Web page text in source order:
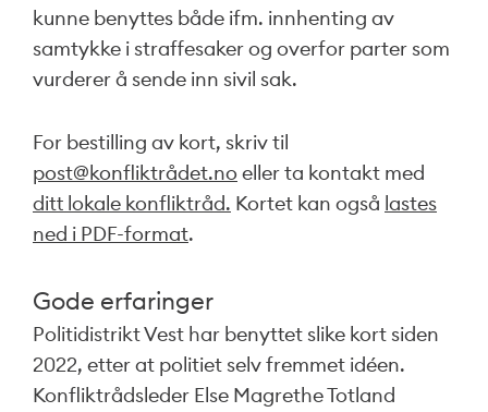
kunne benyttes både ifm. innhenting av
samtykke i straffesaker og overfor parter som
vurderer å sende inn sivil sak.
For bestilling av kort, skriv til
post@konfliktrådet.noeller ta kontakt med
ditt lokale konfliktråd. Kortet kan også lastes
ned i PDF-format.
Gode erfaringer
Politidistrikt Vest har benyttet slike kort siden
2022, etter at politiet selv fremmet idéen.
Konfliktrådsleder Else Magrethe Totland